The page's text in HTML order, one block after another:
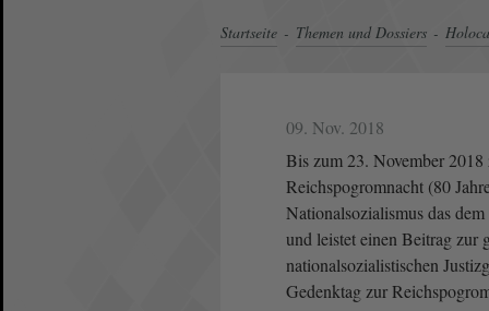
Startseite Themen und Dossiers
09. Nov. 2018
Bis zum 23. November 2018
Reichspogromnacht (80
Nationalsozialismus das
und leistet einen Beitrag zur
nationalsozialistischen
Gedenktag zur